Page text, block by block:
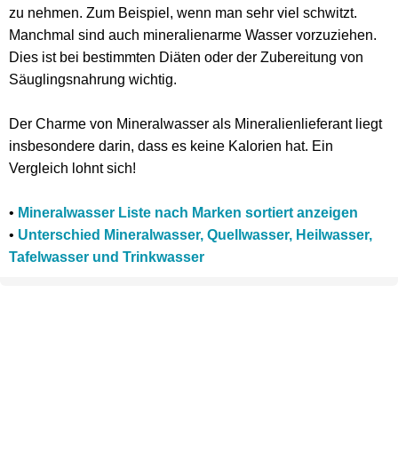
zu nehmen. Zum Beispiel, wenn man sehr viel schwitzt.
Manchmal sind auch mineralienarme Wasser vorzuziehen.
Dies ist bei bestimmten Diäten oder der Zubereitung von
Säuglingsnahrung wichtig.
Der Charme von Mineralwasser als Mineralienlieferant liegt
insbesondere darin, dass es keine Kalorien hat. Ein
Vergleich lohnt sich!
• Mineralwasser Liste nach Marken sortiert anzeigen
• Unterschied Mineralwasser, Quellwasser, Heilwasser,
Tafelwasser und Trinkwasser